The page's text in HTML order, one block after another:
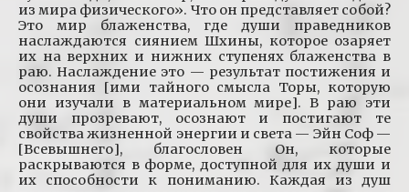
из мира физического». Что он представляет собой?
Это мир блаженства, где души праведников
наслаждаются сиянием Шхины, которое озаряет
их на верхних и нижних ступенях блаженства в
раю. Наслаждение это — результат постижения и
осознания [ими тайного смысла Торы, которую
они изучали в материальном мире]. В раю эти
души прозревают, осознают и постигают те
свойства жизненной энергии и света — Эйн Соф —
[Всевышнего], благословен Он, которые
раскрываются в форме, доступной для их души и
их способности к пониманию. Каждая из душ